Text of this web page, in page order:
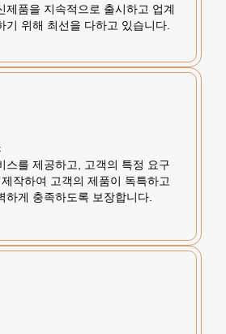
제품을 지속적으로 출시하고 업계
기 위해 최선을 다하고 있습니다.
스를 제공하고, 고객의 특정 요구
작하여 고객의 제품이 독특하고
하게 충족하도록 보장합니다.